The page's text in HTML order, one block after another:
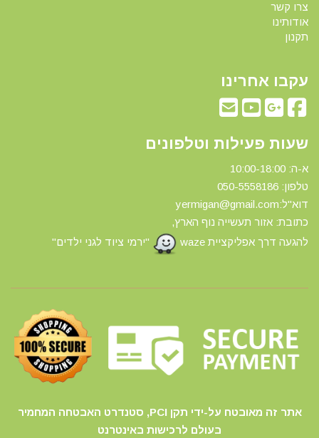
צרו קשר
אודותינו
תקנון
עקבו אחרינו
שעות פעילות וטלפונים
א-ה: 10:00-18:00
טלפון: 0 50-5558186
דוא"ל:yermigan@gmail.com
כתובת: אזור תעשייה נוף הארץ,
להגעה דרך אפליקציית waze
"ירמי ציוד לגני ילדים"
אתר זה מאובטח על-ידי תקן PCI, סטנדרט האבטחה המחמיר
בעולם לרכישות באינטרנט